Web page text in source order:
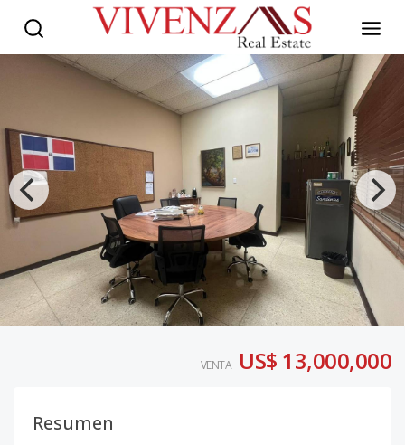
VENTA US$ 13,000,000
Resumen